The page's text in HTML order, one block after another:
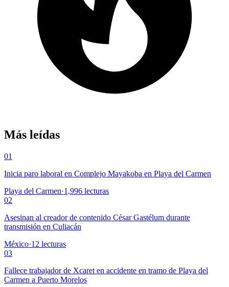
Más leídas
01
Inicia paro laboral en Complejo Mayakoba en Playa del Carmen
Playa del Carmen·1,996 lecturas
02
Asesinan al creador de contenido César Gastélum durante
transmisión en Culiacán
México·12 lecturas
03
Fallece trabajador de Xcaret en accidente en tramo de Playa del
Carmen a Puerto Morelos